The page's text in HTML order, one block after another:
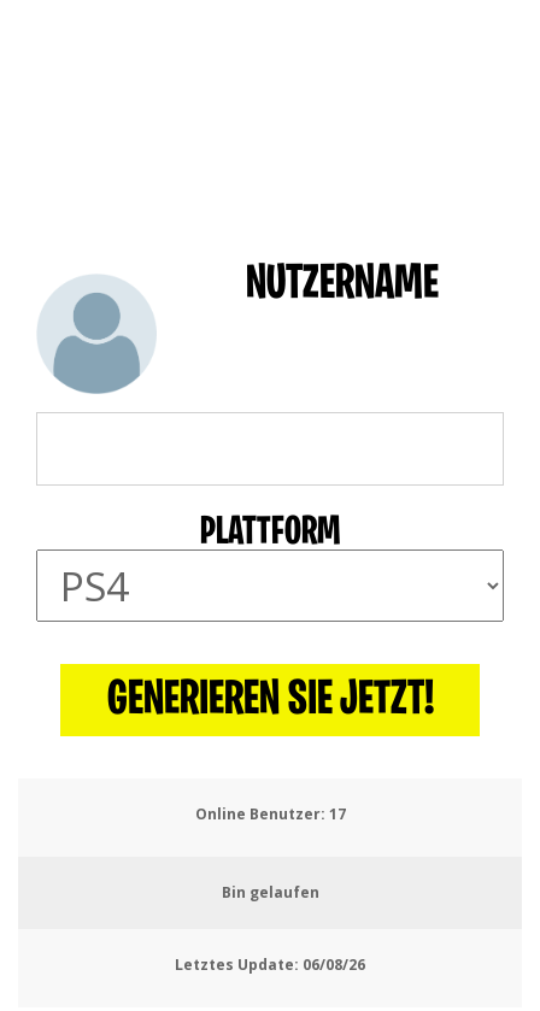
NUTZERNAME
PLATTFORM
GENERIEREN SIE JETZT!
Online Benutzer: 19
Bin gelaufen
Letztes Update: 06/08/26